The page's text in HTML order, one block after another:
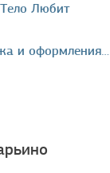
Любит
и оформления…